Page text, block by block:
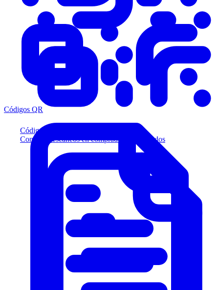
Códigos QR
Convierta escaneos en compradores calificados
Códigos QR